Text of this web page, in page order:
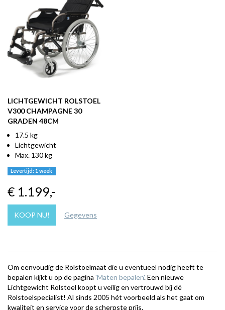
LICHTGEWICHT ROLSTOEL
V300 CHAMPAGNE 30
GRADEN 48CM
17.5 kg
Lichtgewicht
Max. 130 kg
Levertijd: 1 week
€ 1.199,-
KOOP NU! Gegevens
Om eenvoudig de Rolstoelmaat die u eventueel nodig heeft te
bepalen kijkt u op de pagina 'Maten bepalen'. Een nieuwe
Lichtgewicht Rolstoel koopt u veilig en vertrouwd bij dé
Rolstoelspecialist! Al sinds 2005 hét voorbeeld als het gaat om
kwaliteit en service voor de scherpste prijs.